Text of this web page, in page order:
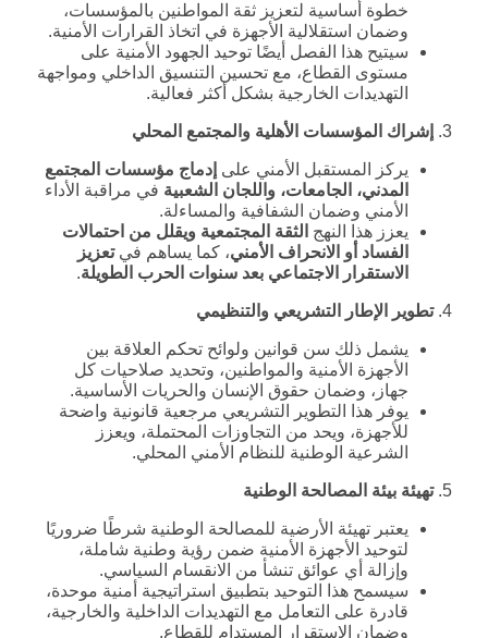
خطوة أساسية لتعزيز ثقة المواطنين بالمؤسسات،
وضمان استقلالية الأجهزة في اتخاذ القرارات الأمنية.
سيتيح هذا الفصل أيضًا توحيد الجهود الأمنية على
مستوى القطاع، مع تحسين التنسيق الداخلي ومواجهة
التهديدات الخارجية بشكل أكثر فعالية.
3. إشراك المؤسسات الأهلية والمجتمع المحلي
يركز المستقبل الأمني على إدماج مؤسسات المجتمع
المدني، الجامعات، واللجان الشعبية في مراقبة الأداء
الأمني وضمان الشفافية والمساءلة.
يعزز هذا النهج الثقة المجتمعية ويقلل من احتمالات
الفساد أو الانحراف الأمني، كما يساهم فيتعزيز
الاستقرار الاجتماعي بعد سنوات الحرب الطويلة.
4. تطوير الإطار التشريعي والتنظيمي
يشمل ذلك سن قوانين ولوائح تحكم العلاقة بين
الأجهزة الأمنية والمواطنين، وتحديد صلاحيات كل
جهاز، وضمان حقوق الإنسان والحريات الأساسية.
يوفر هذا التطوير التشريعي مرجعية قانونية واضحة
للأجهزة، ويحد من التجاوزات المحتملة، ويعزز
الشرعية الوطنية للنظام الأمني المحلي.
5. تهيئة بيئة المصالحة الوطنية
يعتبر تهيئة الأرضية للمصالحة الوطنية شرطًا ضروريًا
لتوحيد الأجهزة الأمنية ضمن رؤية وطنية شاملة،
وإزالة أي عوائق تنشأ من الانقسام السياسي.
سيسمح هذا التوحيد بتطبيق استراتيجية أمنية موحدة،
قادرة على التعامل مع التهديدات الداخلية والخارجية،
وضمان الاستقرار المستدام للقطاع.